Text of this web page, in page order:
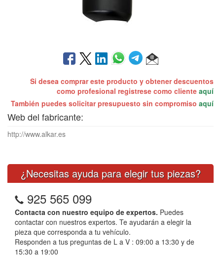
Si desea comprar este producto y obtener descuentos
como profesional registrese como cliente aquí
También puedes solicitar presupuesto sin compromiso aquí
Web del fabricante:
http://www.alkar.es
¿Necesitas ayuda para elegir tus piezas?
925 565 099
Contacta con nuestro equipo de expertos. Puedes
contactar con nuestros expertos. Te ayudarán a elegir la
pieza que corresponda a tu vehículo.
Responden a tus preguntas de L a V : 09:00 a 13:30 y de
15:30 a 19:00